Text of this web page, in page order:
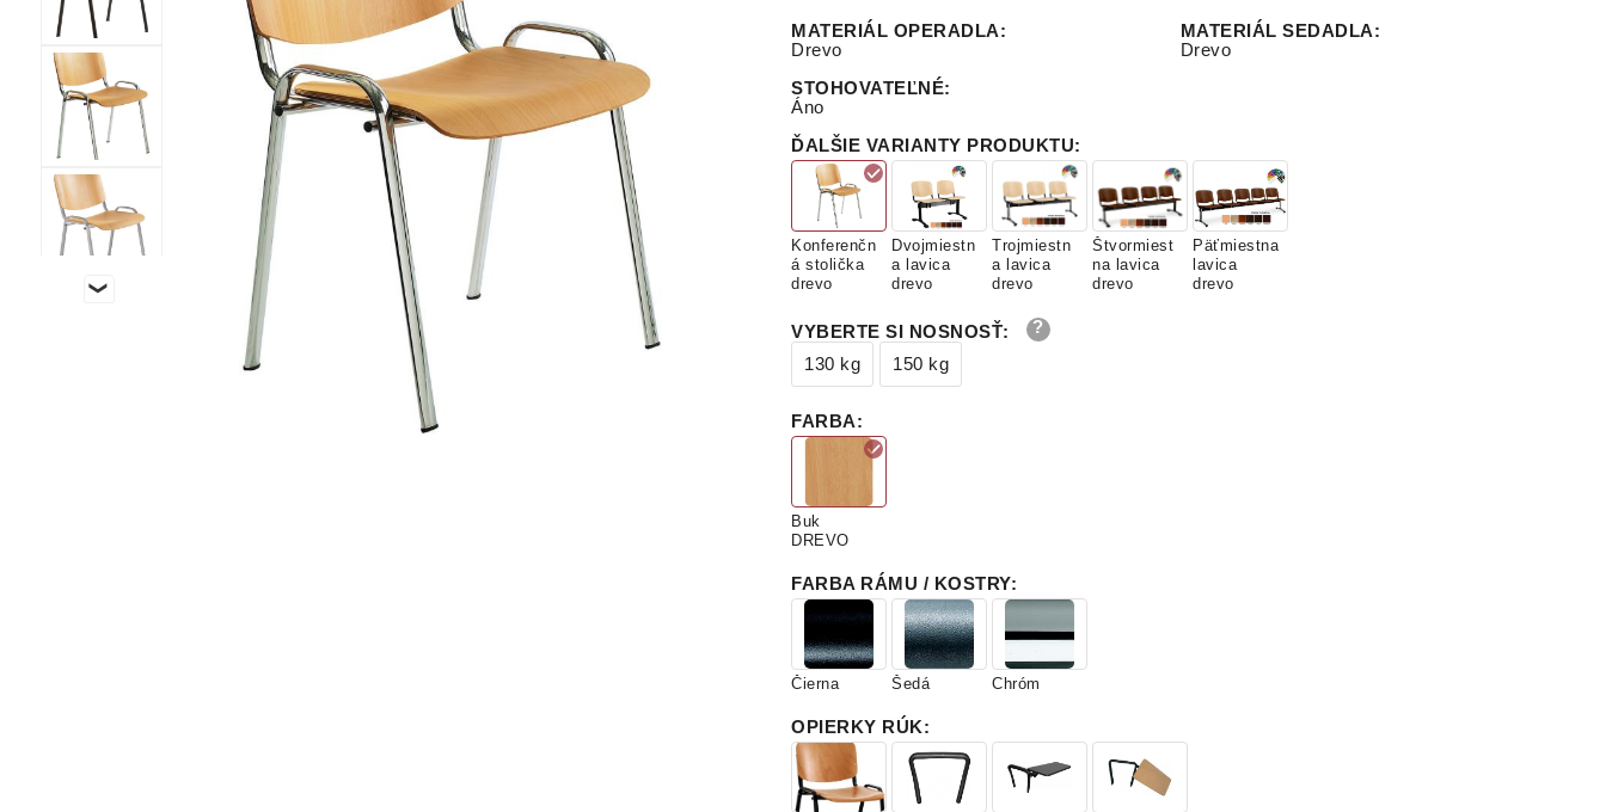
MATERIÁL OPERADLA:
Drevo
MATERIÁL SEDADLA:
Drevo
STOHOVATEĽNÉ:
Áno
ĎALŠIE VARIANTY PRODUKTU:
Konferenčn
á stolička
drevo
Dvojmiestn
a lavica
drevo
Trojmiestn
a lavica
drevo
Štvormiest
na lavica
drevo
Päťmiestna
lavica
drevo
VYBERTE SI NOSNOSŤ:
130 kg
150 kg
FARBA:
Buk
DREVO
FARBA RÁMU / KOSTRY:
Čierna Šedá Chróm
OPIERKY RÚK: